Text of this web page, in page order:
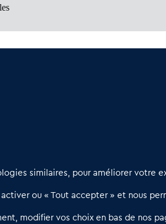
similaires, pour améliorer votre
ou « Tout accepter » et nous
modifier vos choix en bas de nos